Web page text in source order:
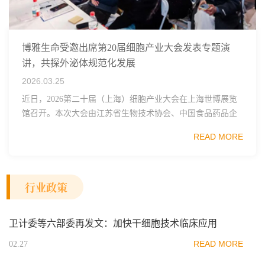
博雅生命受邀出席第20届细胞产业大会发表专题演
讲，共探外泌体规范化发展
2026.03.25
近日，2026第二十届（上海）细胞产业大会在上海世博展览
馆召开。本次大会由江苏省生物技术协会、中国食品药品企
范区生物医药行业协会、瑞士日内瓦长寿科学...
READ MORE
行业政策
卫计委等六部委再发文：加快干细胞技术临床应用
02.27 READ MORE